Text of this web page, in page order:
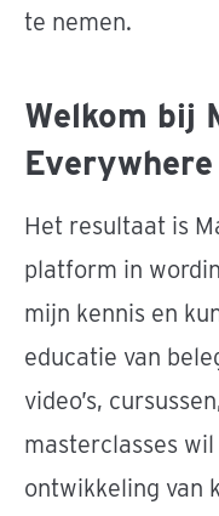
te nemen.
Welkom bij
Everywhere
Het resultaat is
platform in
mijn kennis en
educatie van
video’s,
masterclasses
ontwikkeling van